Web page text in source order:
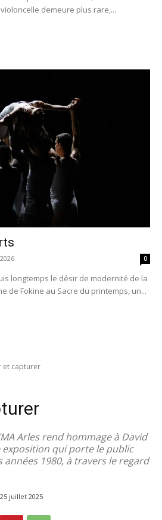
demeure plus rare,...
0
longtemps le désir de modernité de la
de Fokine au Sacre du printemps, un...